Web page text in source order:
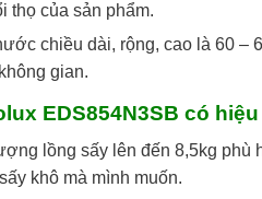
thọ của sản phẩm.
chiều dài, rộng, cao là 60 –
gian.
EDS854N3SB có
lồng sấy lên đến 8,5kg phù
khô mà mình muốn.